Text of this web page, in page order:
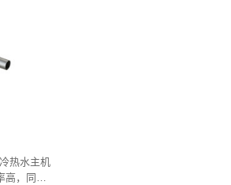
热水主机
高，同时